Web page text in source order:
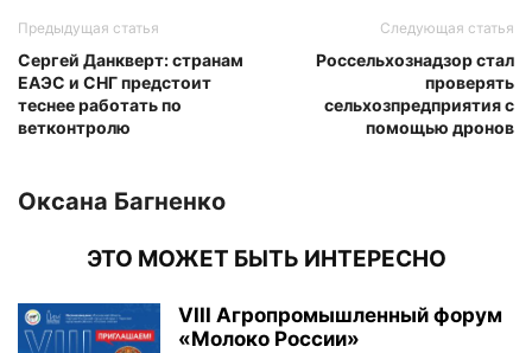
Предыдущая статья
Сергей Данкверт: странам
ЕАЭС и СНГ предстоит
теснее работать по
ветконтролю
Следующая статья
Россельхознадзор стал
проверять
сельхозпредприятия с
помощью дронов
Оксана Багненко
ЭТО МОЖЕТ БЫТЬ ИНТЕРЕСНО
VIII Агропромышленный форум
«Молоко России»